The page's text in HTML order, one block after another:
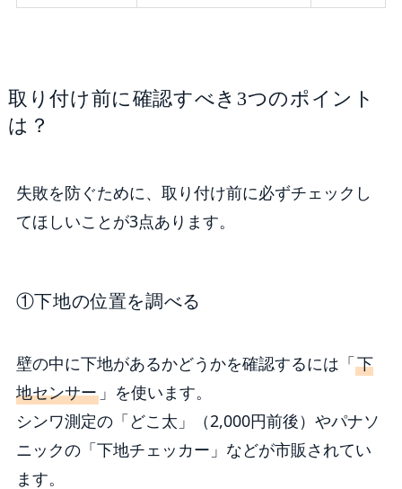
取り付け前に確認すべき3つのポイント
は？
失敗を防ぐために、取り付け前に必ずチェックし
てほしいことが3点あります。
①下地の位置を調べる
壁の中に下地があるかどうかを確認するには「下
地センサー」を使います。
シンワ測定の「どこ太」（2,000円前後）やパナソ
ニックの「下地チェッカー」などが市販されてい
ます。